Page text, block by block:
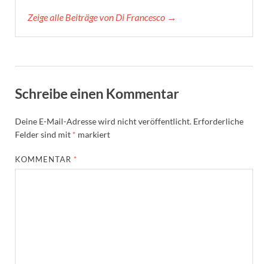
Zeige alle Beiträge von Di Francesco →
Schreibe einen Kommentar
Deine E-Mail-Adresse wird nicht veröffentlicht. Erforderliche
Felder sind mit * markiert
KOMMENTAR *